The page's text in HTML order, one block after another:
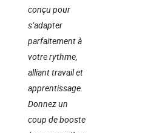
conçu pour
s’adapter
parfaitement à
votre rythme,
alliant travail et
apprentissage.
Donnez un
coup de booste